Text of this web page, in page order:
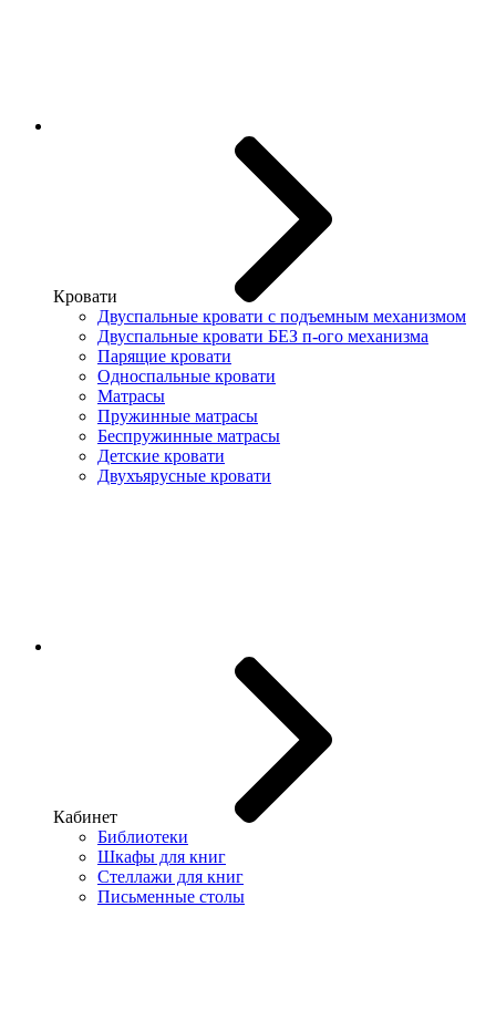
Кровати
Двуспальные кровати с подъемным механизмом
Двуспальные кровати БЕЗ п-ого механизма
Парящие кровати
Односпальные кровати
Матрасы
Пружинные матрасы
Беспружинные матрасы
Детские кровати
Двухъярусные кровати
Кабинет
Библиотеки
Шкафы для книг
Стеллажи для книг
Письменные столы